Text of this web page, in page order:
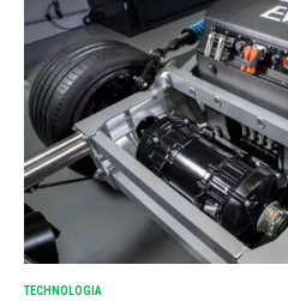
TECHNOLOGIA